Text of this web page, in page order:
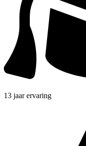
13 jaar ervaring